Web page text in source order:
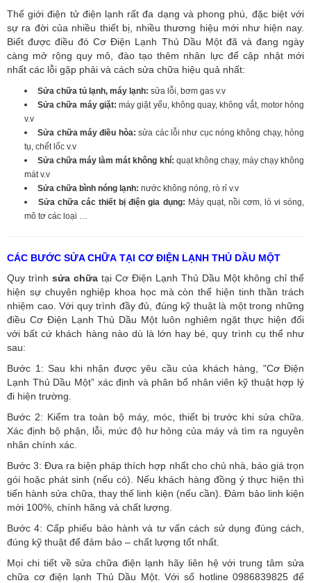
Thế giới điện tử điện lạnh rất đa dạng và phong phú, đặc biệt với
sự ra đời của nhiều thiết bị, nhiều thương hiệu mới như hiện nay.
Biết được điều đó Cơ Điện Lạnh Thủ Dầu Một đã và đang ngày
càng mở rộng quy mô, đào tạo thêm nhân lực để cập nhật mới
nhất các lỗi gặp phải và cách sửa chữa hiệu quả nhất:
Sửa chữa tủ lạnh, máy lạnh: sửa lỗi, bơm gas v.v
Sửa chữa máy giặt:máy giặt yếu, không quay, không vắt, motor hỏng
v.v
Sửa chữa máy điều hòa: sửa các lỗi như cục nóng không chạy, hỏng
tụ, chết lốc v.v
Sửa chữa máy làm mát không khí: quạt không chạy, máy chạy không
mát v.v
Sửa chữa bình nóng lạnh: nước không nóng, rò rỉ v.v
Sửa chữa các thiết bị điện gia dụng: Máy quạt, nồi cơm, lò vi sóng,
mô tơ các loại …
CÁC BƯỚC SỬA CHỮA TẠI CƠ ĐIỆN LẠNH THỦ DẦU MỘT
Quy trình sửa chữa tại Cơ Điện Lạnh Thủ Dầu Một không chỉ thể
hiện sự chuyên nghiệp khoa học mà còn thể hiện tinh thần trách
nhiệm cao. Với quy trình đầy đủ, đúng kỹ thuật là một trong những
điều Cơ Điện Lạnh Thủ Dầu Một luôn nghiêm ngặt thực hiện đối
với bất cứ khách hàng nào dù là lớn hay bé, quy trình cụ thể như
sau:
Bước 1: Sau khi nhận được yêu cầu của khách hàng, "Cơ Điện
Lạnh Thủ Dầu Một” xác định và phân bổ nhân viên kỹ thuật hợp lý
đi hiện trường.
Bước 2: Kiểm tra toàn bộ máy, móc, thiết bị trước khi sửa chữa.
Xác định bộ phận, lỗi, mức độ hư hỏng của máy và tìm ra nguyên
nhân chính xác.
Bước 3: Đưa ra biện pháp thích hợp nhất cho chủ nhà, báo giá trọn
gói hoặc phát sinh (nếu có). Nếu khách hàng đồng ý thực hiện thì
tiến hành sửa chữa, thay thế linh kiện (nếu cần). Đảm bảo linh kiện
mới 100%, chính hãng và chất lượng.
Bước 4: Cấp phiếu bảo hành và tư vấn cách sử dụng đúng cách,
đúng kỹ thuật để đảm bảo – chất lượng tốt nhất.
Mọi chi tiết về sửa chữa điện lạnh hãy liên hệ với trung tâm sửa
chữa cơ điện lạnh Thủ Dầu Một. Với số hotline 0986839825 để